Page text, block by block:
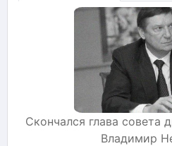
Скончался глава совета
Владимир